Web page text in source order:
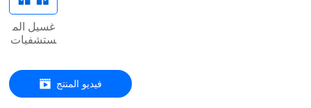
غسيل الم
ستشفيات
فيديو المنتج